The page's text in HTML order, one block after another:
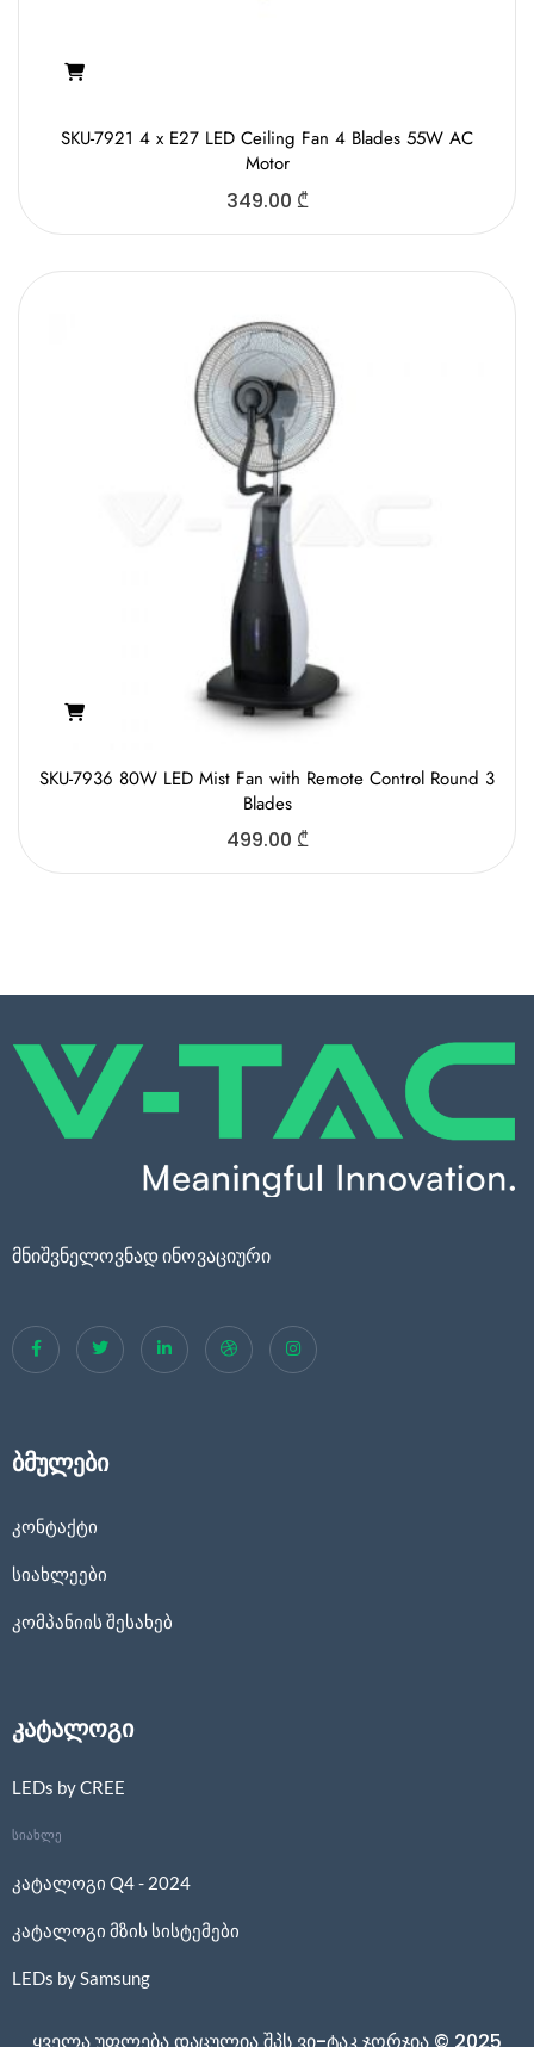
SKU-7921 4 x E27 LED Ceiling Fan 4 Blades 55W АC
Motor
349.00 ₾
SKU-7936 80W LED Mist Fan with Remote Control Round 3
Blades
499.00 ₾
მნიშვნელოვნად ინოვაციური
ბმულები
კონტაქტი
სიახლეები
კომპანიის შესახებ
კატალოგი
LEDs by CREE
სიახლე
კატალოგი Q4 - 2024
კატალოგი მზის სისტემები
LEDs by Samsung